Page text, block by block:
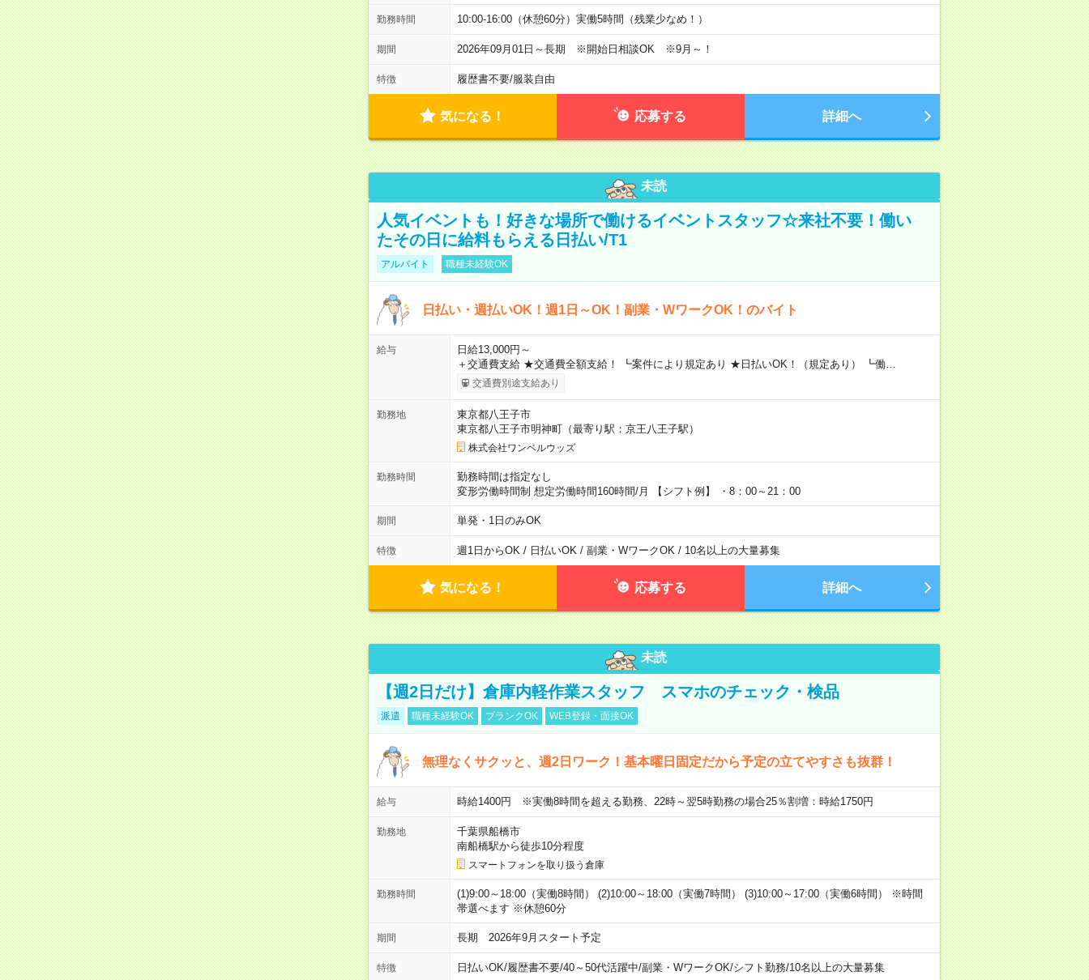
勤務時間 10:00-16:00（休憩60分）実働5時間（残業少なめ！）
期間 2026年09月01日～長期 ※開始日相談OK ※9月～！
特徴 履歴書不要/服装自由
気になる！ 応募する 詳細へ
未読
人気イベントも！好きな場所で働けるイベントスタッフ☆来社不要！働い
たその日に給料もらえる日払い/T1
アルバイト 職種未経験OK
日払い・週払いOK！週1日～OK！副業・WワークOK！のバイト
給与
日給13,000円～
＋交通費支給 ★交通費全額支給！ ┗案件により規定あり ★日払いOK！（規定あり） ┗働…
交通費別途支給あり
勤務地
東京都八王子市
東京都八王子市明神町（最寄り駅：京王八王子駅）
株式会社ワンベルウッズ
勤務時間
勤務時間は指定なし
変形労働時間制 想定労働時間160時間/月 【シフト例】 ・8：00～21：00
期間 単発・1日のみOK
特徴 週1日からOK / 日払いOK / 副業・WワークOK / 10名以上の大量募集
気になる！ 応募する 詳細へ
未読
【週2日だけ】倉庫内軽作業スタッフ スマホのチェック・検品
派遣 職種未経験OK ブランクOK WEB登録・面接OK
無理なくサクッと、週2日ワーク！基本曜日固定だから予定の立てやすさも抜群！
給与 時給1400円 ※実働8時間を超える勤務、22時～翌5時勤務の場合25％割増：時給1750円
勤務地
千葉県船橋市
南船橋駅から徒歩10分程度
スマートフォンを取り扱う倉庫
勤務時間
(1)9:00～18:00（実働8時間） (2)10:00～18:00（実働7時間） (3)10:00～17:00（実働6時間） ※時間
帯選べます ※休憩60分
期間 長期 2026年9月スタート予定
特徴 日払いOK/履歴書不要/40～50代活躍中/副業・WワークOK/シフト勤務/10名以上の大量募集